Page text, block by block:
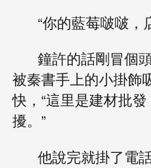
“你的藍莓啵啵，
鐘許的話剛冒個
被秦書手上的小掛飾
快，“這里是建材批
擾。”
他說完就掛了電話